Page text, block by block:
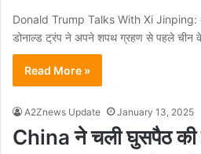
Donald Trump Talks With Xi Jinping:
डोनाल्ड ट्रंप ने अपने शपथ ग्रहण से पहले चीन के
Read More »
A2Znews Update January 13, 2025
China ने चली घुसपैठ की